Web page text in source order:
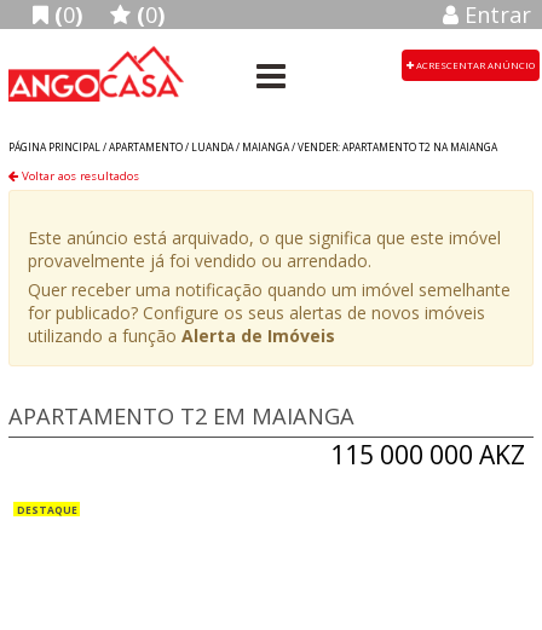
(0) (0) Entrar
ACRESCENTAR ANÚNCIO
PÁGINA PRINCIPAL /APARTAMENTO/ LUANDA/ MAIANGA/VENDER: APARTAMENTO T2 NA MAIANGA
Voltar aos resultados
Este anúncio está arquivado, o que significa que este imóvel
provavelmente já foi vendido ou arrendado.
Quer receber uma notificação quando um imóvel semelhante
for publicado? Configure os seus alertas de novos imóveis
utilizando a função Alerta de Imóveis
115 000 000 AKZ
APARTAMENTO T2 EM MAIANGA